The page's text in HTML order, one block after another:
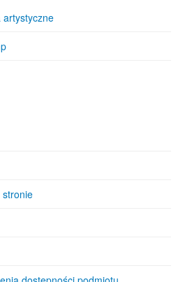
artystyczne
stronie